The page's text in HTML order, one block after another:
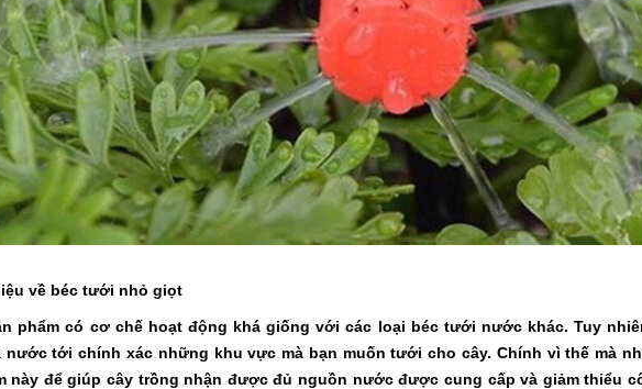
về béc tưới nhỏ giọt
phẩm có cơ chế hoạt động khá giống với các loại béc tưới nước khác. Tuy
nước tới chính xác những khu vực mà bạn muốn tưới cho cây. Chính vì thế mà
này để giúp cây trồng nhận được đủ nguồn nước được cung cấp và giảm thiểu